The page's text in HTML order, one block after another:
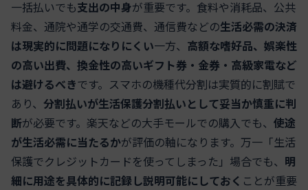
一括払いでも支出の中身が重要です。食料や消耗品、公共
料金、通院や通学の交通費、通信費などの生活必需の決済
は現実的に問題になりにくい一方、 高額な嗜好品、娯楽性
の高い出費、換金性の高いギフト券・金券・高級家電など
は避けるべきです。スマホの機種代分割は実質的に割賦で
あり、 分割払いが生活保護分割払いとして妥当か慎重に判
断が必要です。楽天などの大手モールでの購入でも、 使途
が生活必需に当たるかが評価の軸になります。万一「生活
保護でクレジットカードを使ってしまった」場合でも、 明
細に用途を具体的に記録し説明可能にしておく ことが重要